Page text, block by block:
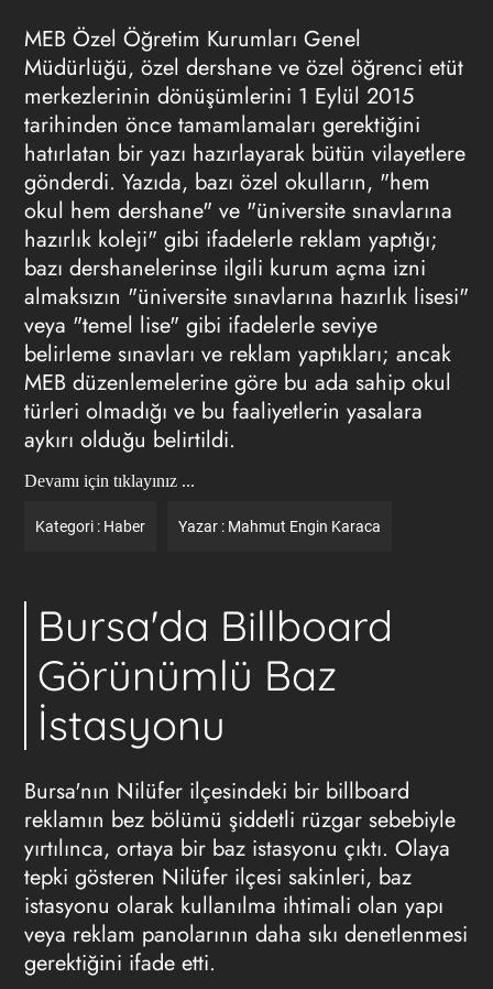
MEB Özel Öğretim Kurumları Genel
Müdürlüğü, özel dershane ve özel öğrenci etüt
merkezlerinin dönüşümlerini 1 Eylül 2015
tarihinden önce tamamlamaları gerektiğini
hatırlatan bir yazı hazırlayarak bütün vilayetlere
gönderdi. Yazıda, bazı özel okulların, "hem
okul hem dershane" ve "üniversite sınavlarına
hazırlık koleji" gibi ifadelerlereklam yaptığı;
bazı dershanelerinse ilgili kurum açma izni
almaksızın "üniversite sınavlarına hazırlık lisesi"
veya "temel lise" gibi ifadelerle seviye
belirleme sınavları ve reklam yaptıkları; ancak
MEB düzenlemelerine göre bu ada sahip okul
türleri olmadığı ve bu faaliyetlerin yasalara
aykırı olduğu belirtildi.
Devamı için tıklayınız ...
Kategori : Haber Yazar : Mahmut Engin Karaca
Bursa'da Billboard
Görünümlü Baz
İstasyonu
Bursa'nın Nilüfer ilçesindeki bir billboard
reklamın bez bölümü şiddetli rüzgar sebebiyle
yırtılınca, ortaya bir baz istasyonu çıktı. Olaya
tepki gösteren Nilüfer ilçesi sakinleri, baz
istasyonu olarak kullanılma ihtimali olan yapı
veya reklam panolarının daha sıkı denetlenmesi
gerektiğini ifade etti.